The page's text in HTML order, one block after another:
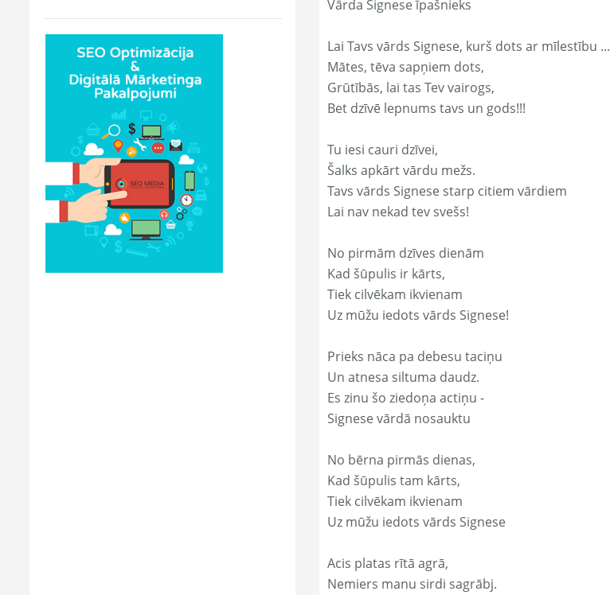
Vārda Signese īpašnieks
Lai Tavs vārds Signese, kurš dots ar mīlestību ...
Mātes, tēva sapņiem dots,
Grūtībās, lai tas Tev vairogs,
Bet dzīvē lepnums tavs un gods!!!
Tu iesi cauri dzīvei,
Šalks apkārt vārdu mežs.
Tavs vārds Signese starp citiem vārdiem
Lai nav nekad tev svešs!
No pirmām dzīves dienām
Kad šūpulis ir kārts,
Tiek cilvēkam ikvienam
Uz mūžu iedots vārds Signese!
Prieks nāca pa debesu taciņu
Un atnesa siltuma daudz.
Es zinu šo ziedoņa actiņu -
Signese vārdā nosauktu
No bērna pirmās dienas,
Kad šūpulis tam kārts,
Tiek cilvēkam ikvienam
Uz mūžu iedots vārds Signese
Acis platas rītā agrā,
Nemiers manu sirdi sagrābj.